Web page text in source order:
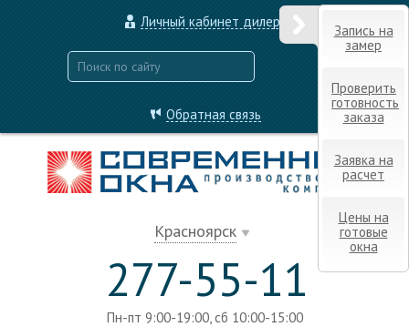
Запись на
замер
Проверить
готовность
заказа
Заявка на
расчет
Цены на
готовые
окна
Личный кабинет дилера
Обратная связь
Красноярск
277-55-11
Пн-пт 9:00-19:00, сб 10:00-15:00